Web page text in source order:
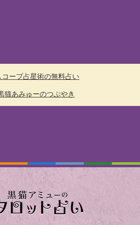
コープ占星術の無料占い
猫あみゅーのつぶやき